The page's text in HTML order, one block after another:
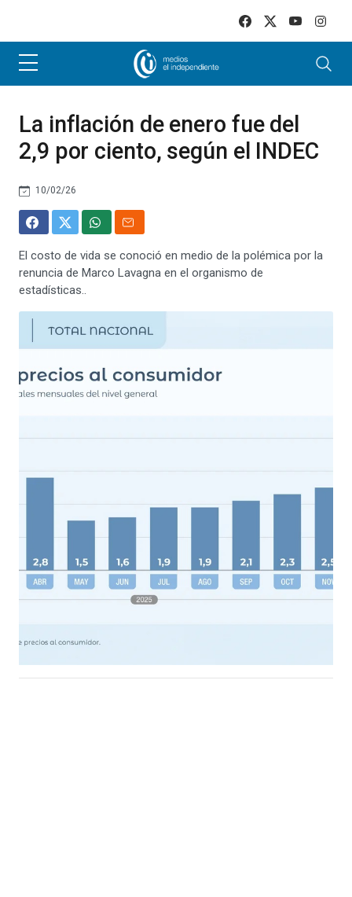
La inflación de enero fue del
2,9 por ciento, según el INDEC
10/02/26
El costo de vida se conoció en medio de la polémica por la
renuncia de Marco Lavagna en el organismo de
estadísticas..